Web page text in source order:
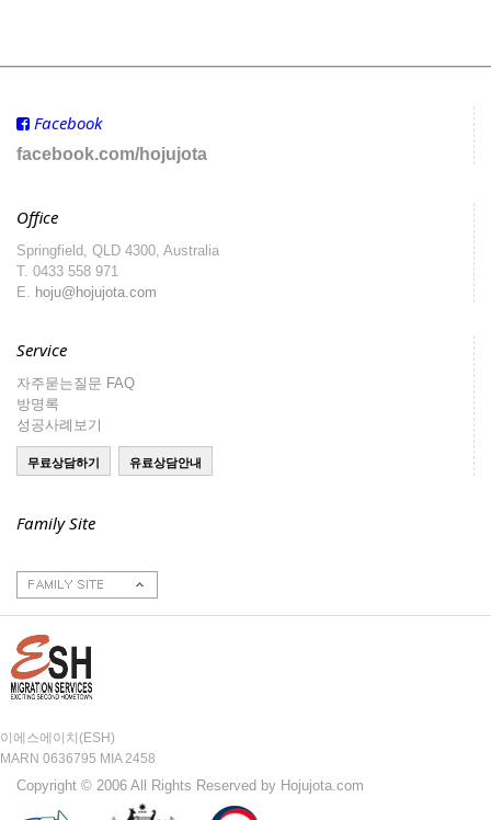
Facebook
facebook.com/hojujota
Office
Springfield, QLD 4300, Australia
T. 0433 558 971
E. hoju@hojujota.com
Service
자주묻는질문 FAQ
방명록
성공사례보기
Family Site
호주이민성
주호주대한민국대사
관
이에스에이치(ESH)
MARN 0636795 MIA 2458
Copyright © 2006 All Rights Reserved by Hojujota.com